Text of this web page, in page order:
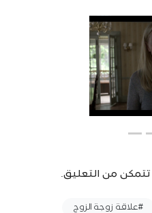
من التعليق.
#علاقة زوجة الزوج